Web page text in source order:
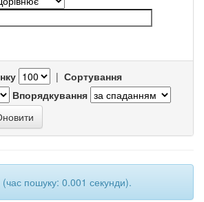
| Сортування
Впорядкування
(час пошуку: 0.001 секунди).